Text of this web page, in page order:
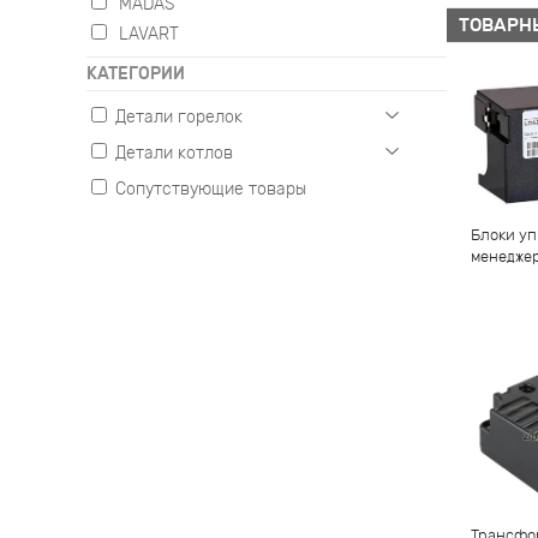
MADAS
LAVART
КАТЕГОРИИ
Детали горелок
Газовые
Жидкотопливные
Детали котлов
Настенные
Сопутствующие товары
Блоки